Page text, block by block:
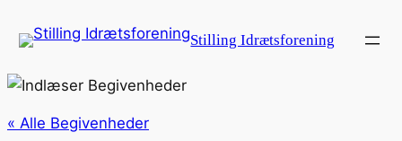
Stilling Idrætsforening
« Alle Begivenheder